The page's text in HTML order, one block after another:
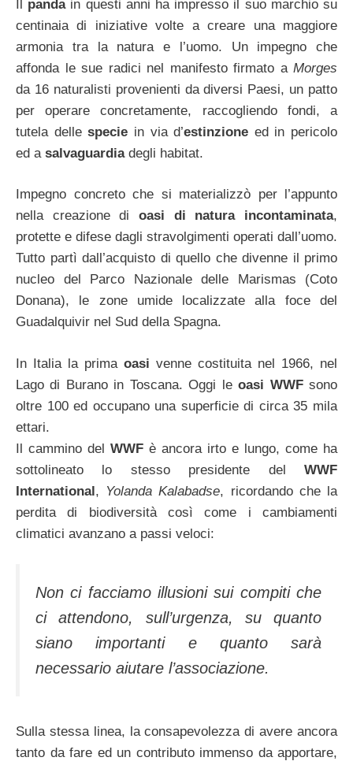
Il pandain questi anni ha impresso il suo marchio su
centinaia di iniziative volte a creare una maggiore
armonia tra la natura e l’uomo. Un impegno che
affonda le sue radici nel manifesto firmato a Morges
da 16 naturalisti provenienti da diversi Paesi, un patto
per operare concretamente, raccogliendo fondi, a
tutela dellespecie in via d’estinzione ed in pericolo
ed a salvaguardiadegli habitat.
Impegno concreto che si materializzò per l’appunto
nella creazione di oasi di natura incontaminata,
protette e difese dagli stravolgimenti operati dall’uomo.
Tutto partì dall’acquisto di quello che divenne il primo
nucleo del Parco Nazionale delle Marismas (Coto
Donana), le zone umide localizzate alla foce del
Guadalquivir nel Sud della Spagna.
In Italia la prima oasi venne costituita nel 1966, nel
Lago di Burano in Toscana. Oggi leoasi WWFsono
oltre 100 ed occupano una superficie di circa 35 mila
ettari.
Il cammino del WWF è ancora irto e lungo, come ha
sottolineato lo stesso presidente del WWF
International, Yolanda Kalabadse, ricordando che la
perdita di biodiversità così come i cambiamenti
climatici avanzano a passi veloci:
Non ci facciamo illusioni sui compiti che
ci attendono, sull’urgenza, su quanto
siano importanti e quanto sarà
necessario aiutare l’associazione.
Sulla stessa linea, la consapevolezza di avere ancora
tanto da fare ed un contributo immenso da apportare,